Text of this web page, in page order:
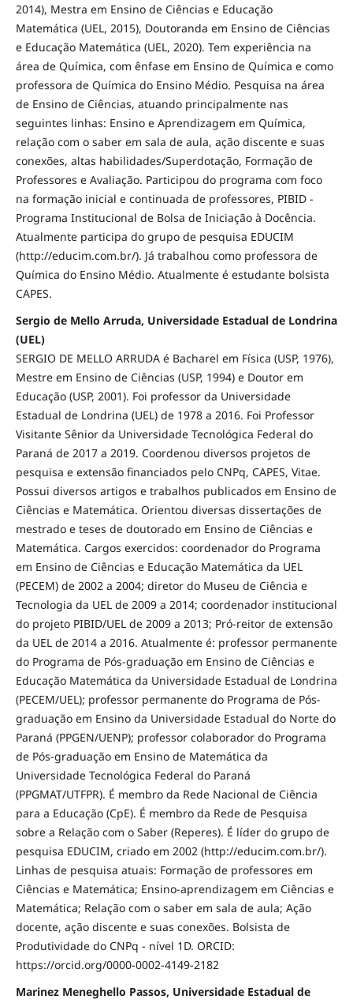
2014), Mestra em Ensino de Ciências e Educação
Matemática (UEL, 2015), Doutoranda em Ensino de Ciências
e Educação Matemática (UEL, 2020). Tem experiência na
área de Química, com ênfase em Ensino de Química e como
professora de Química do Ensino Médio. Pesquisa na área
de Ensino de Ciências, atuando principalmente nas
seguintes linhas: Ensino e Aprendizagem em Química,
relação com o saber em sala de aula, ação discente e suas
conexões, altas habilidades/Superdotação, Formação de
Professores e Avaliação. Participou do programa com foco
na formação inicial e continuada de professores, PIBID -
Programa Institucional de Bolsa de Iniciação à Docência.
Atualmente participa do grupo de pesquisa EDUCIM
(http://educim.com.br/). Já trabalhou como professora de
Química do Ensino Médio. Atualmente é estudante bolsista
CAPES.
Sergio de Mello Arruda, Universidade Estadual de Londrina
(UEL)
SERGIO DE MELLO ARRUDA é Bacharel em Física (USP, 1976),
Mestre em Ensino de Ciências (USP, 1994) e Doutor em
Educação (USP, 2001). Foi professor da Universidade
Estadual de Londrina (UEL) de 1978 a 2016. Foi Professor
Visitante Sênior da Universidade Tecnológica Federal do
Paraná de 2017 a 2019. Coordenou diversos projetos de
pesquisa e extensão financiados pelo CNPq, CAPES, Vitae.
Possui diversos artigos e trabalhos publicados em Ensino de
Ciências e Matemática. Orientou diversas dissertações de
mestrado e teses de doutorado em Ensino de Ciências e
Matemática. Cargos exercidos: coordenador do Programa
em Ensino de Ciências e Educação Matemática da UEL
(PECEM) de 2002 a 2004; diretor do Museu de Ciência e
Tecnologia da UEL de 2009 a 2014; coordenador institucional
do projeto PIBID/UEL de 2009 a 2013; Pró-reitor de extensão
da UEL de 2014 a 2016. Atualmente é: professor permanente
do Programa de Pós-graduação em Ensino de Ciências e
Educação Matemática da Universidade Estadual de Londrina
(PECEM/UEL); professor permanente do Programa de Pós-
graduação em Ensino da Universidade Estadual do Norte do
Paraná (PPGEN/UENP); professor colaborador do Programa
de Pós-graduação em Ensino de Matemática da
Universidade Tecnológica Federal do Paraná
(PPGMAT/UTFPR). É membro da Rede Nacional de Ciência
para a Educação (CpE). É membro da Rede de Pesquisa
sobre a Relação com o Saber (Reperes). É líder do grupo de
pesquisa EDUCIM, criado em 2002 (http://educim.com.br/).
Linhas de pesquisa atuais: Formação de professores em
Ciências e Matemática; Ensino-aprendizagem em Ciências e
Matemática; Relação com o saber em sala de aula; Ação
docente, ação discente e suas conexões. Bolsista de
Produtividade do CNPq - nível 1D. ORCID:
https://orcid.org/0000-0002-4149-2182
Marinez Meneghello Passos, Universidade Estadual de